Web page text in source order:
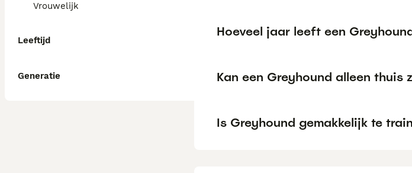
Vrouwelijk
Leeftijd
Generatie
Hoeveel jaar leeft een
Kan een Greyhound alleen thuis
Is Greyhound gemakkelijk te